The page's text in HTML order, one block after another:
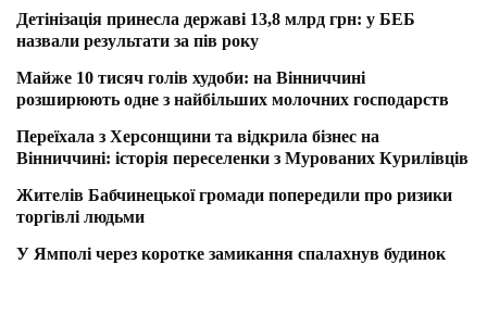
Детінізація принесла державі 13,8 млрд грн: у БЕБ
назвали результати за пів року
Майже 10 тисяч голів худоби: на Вінниччині
розширюють одне з найбільших молочних господарств
Переїхала з Херсонщини та відкрила бізнес на
Вінниччині: історія переселенки з Мурованих Курилівців
Жителів Бабчинецької громади попередили про ризики
торгівлі людьми
У Ямполі через коротке замикання спалахнув будинок